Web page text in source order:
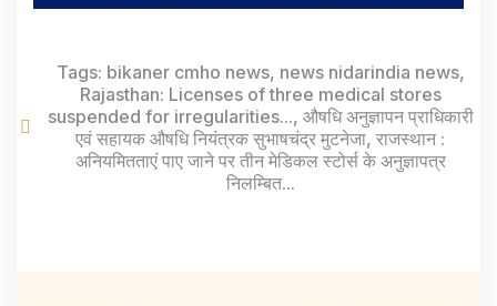
Tags: bikaner cmho news, news nidarindia news,
Rajasthan: Licenses of three medical stores
suspended for irregularities..., औषधि अनुज्ञापन प्राधिकारी
एवं सहायक औषधि नियंत्रक सुभाषचंद्र मुटनेजा, राजस्थान :
अनियमितताएं पाए जाने पर तीन मेडिकल स्टोर्स के अनुज्ञापत्र
निलम्बित...